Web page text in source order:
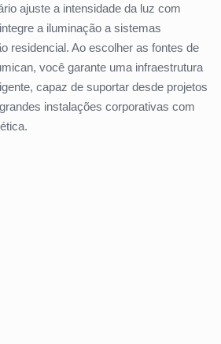
ajuste a intensidade da luz com
a iluminação a sistemas
residencial. Ao escolher as fontes de
você garante uma infraestrutura
capaz de suportar desde projetos
instalações corporativas com